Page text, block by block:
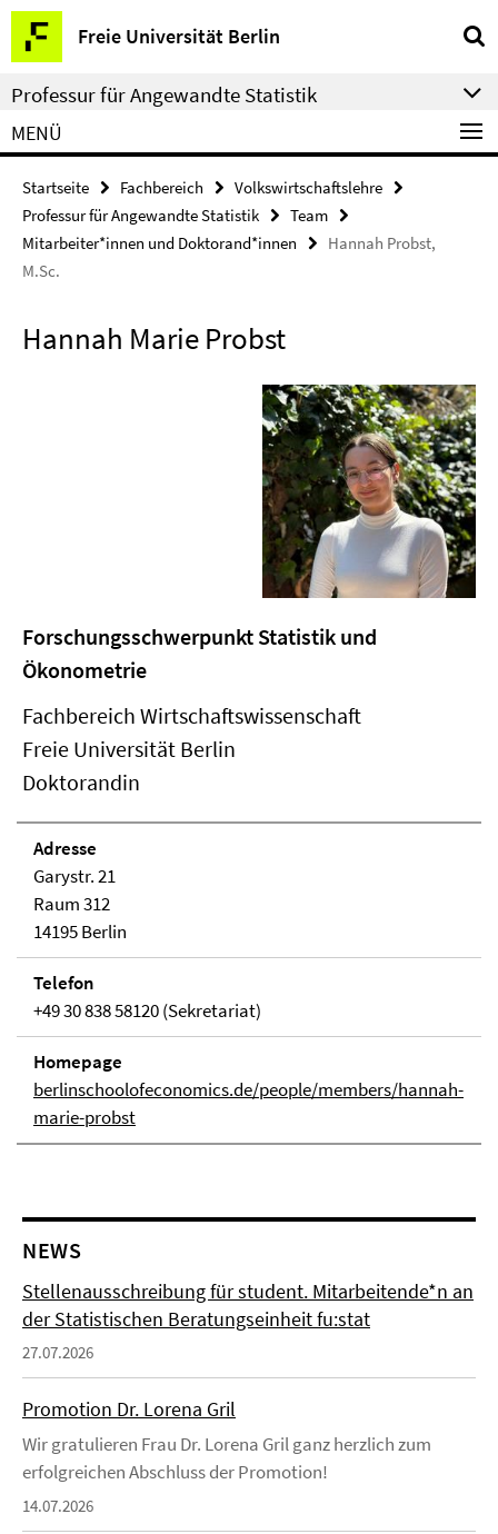
Springe
direkt
zu
Inhalt
Freie Universität Berlin
Service-
Navigation
Professur für Angewandte Statistik
MENÜ
Startseite Fachbereich
Volkswirtschaftslehre
Professur für Angewandte Statistik
Team
Mitarbeiter*innen und Doktorand*innen
Hannah Probst,
M.Sc.
Hannah Marie Probst
Forschungsschwerpunkt Statistik und
Ökonometrie
Fachbereich Wirtschaftswissenschaft
Freie Universität Berlin
Doktorandin
Adresse
Garystr. 21
Raum 312
14195 Berlin
Telefon
+49 30 838 58120 (Sekretariat)
Homepage
berlinschoolofeconomics.de/people/members/hannah-
marie-probst
NEWS
Stellenausschreibung für student. Mitarbeitende*n an
der Statistischen Beratungseinheit fu:stat
27.07.2026
Promotion Dr. Lorena Gril
Wir gratulieren Frau Dr. Lorena Gril ganz herzlich zum
erfolgreichen Abschluss der Promotion!
14.07.2026